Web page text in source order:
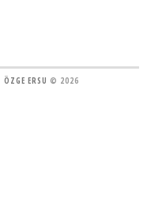
ÖZGE ERSU © 2026